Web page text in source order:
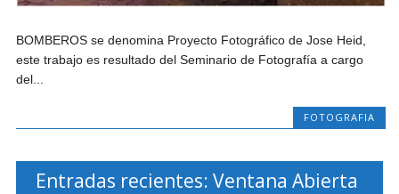
BOMBEROS se denomina Proyecto Fotográfico de Jose Heid,
este trabajo es resultado del Seminario de Fotografía a cargo
del...
FOTOGRAFIA
Entradas recientes: Ventana Abierta